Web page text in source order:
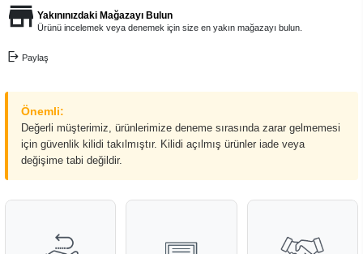
Yakınınızdaki Mağazayı Bulun
Ürünü incelemek veya denemek için size en yakın mağazayı bulun.
Paylaş
Önemli:
Değerli müşterimiz, ürünlerimize deneme sırasında zarar gelmemesi
için güvenlik kilidi takılmıştır. Kilidi açılmış ürünler iade veya
değişime tabi değildir.